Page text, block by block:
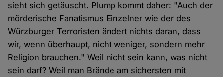
sieht sich getäuscht. Plump kommt daher: "Auch der
mörderische Fanatismus Einzelner wie der des
Würzburger Terroristen ändert nichts daran, dass
wir, wenn überhaupt, nicht weniger, sondern mehr
Religion brauchen." Weil nicht sein kann, was nicht
sein darf? Weil man Brände am sichersten mit